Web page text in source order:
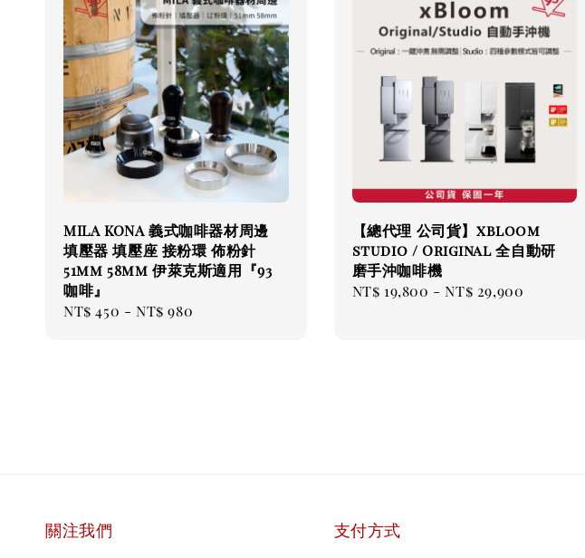
MILA KONA 義式咖啡器材周邊
填壓器 填壓座 接粉環 佈粉針
51mm 58mm 伊萊克斯適用『93
咖啡』
Regular
NT$ 450 -NT$ 980
【總代理 公司貨】xbloom
studio / Original 全自動研
磨手沖咖啡機
Regular
NT$ 19,800 -NT$ 29,900
關注我們 支付方式